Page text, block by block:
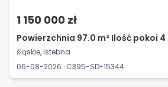
1 150 000 zł
Powierzchnia 97.0 m² Ilość pokoi 4
śląskie, Istebna
06-08-2026 · C395-SD-15344